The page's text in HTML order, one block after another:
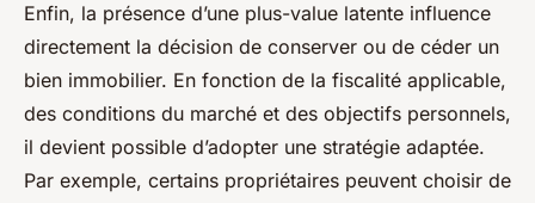
Enfin, la présence d’une plus-value latente influence
directement la décision de conserver ou de céder un
bien immobilier. En fonction de la fiscalité applicable,
des conditions du marché et des objectifs personnels,
il devient possible d’adopter une stratégie adaptée.
Par exemple, certains propriétaires peuvent choisir de